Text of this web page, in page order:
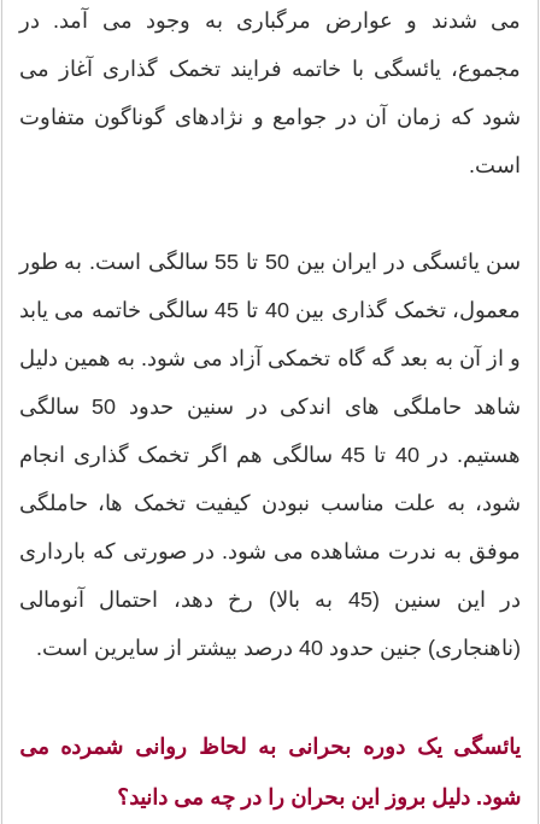
می شدند و عوارض مرگباری به وجود می آمد. در
مجموع، یائسگی با خاتمه فرایند تخمک گذاری آغاز می
شود که زمان آن در جوامع و نژادهای گوناگون متفاوت
است.
سن یائسگی در ایران بین 50 تا 55 سالگی است. به طور
معمول، تخمک گذاری بین 40 تا 45 سالگی خاتمه می یابد
و از آن به بعد گه گاه تخمکی آزاد می شود. به همین دلیل
شاهد حاملگی های اندکی در سنین حدود 50 سالگی
هستیم. در 40 تا 45 سالگی هم اگر تخمک گذاری انجام
شود، به علت مناسب نبودن کیفیت تخمک ها، حاملگی
موفق به ندرت مشاهده می شود. در صورتی که بارداری
در این سنین (45 به بالا) رخ دهد، احتمال آنومالی
(ناهنجاری) جنین حدود 40 درصد بیشتر از سایرین است.
یائسگی یک دوره بحرانی به لحاظ روانی شمرده می
شود. دلیل بروز این بحران را در چه می دانید؟